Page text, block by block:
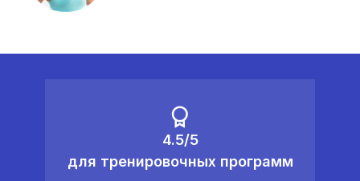
4.5/5
для тренировочных программ